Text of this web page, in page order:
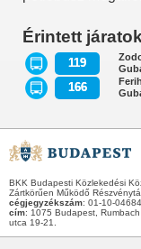
Érintett
119
166
BKK Budapesti Közlekedési
Zártkörűen Működő
cégjegyzékszám: 01-10-
cím: 1075 Budapest,
utca 19-21.